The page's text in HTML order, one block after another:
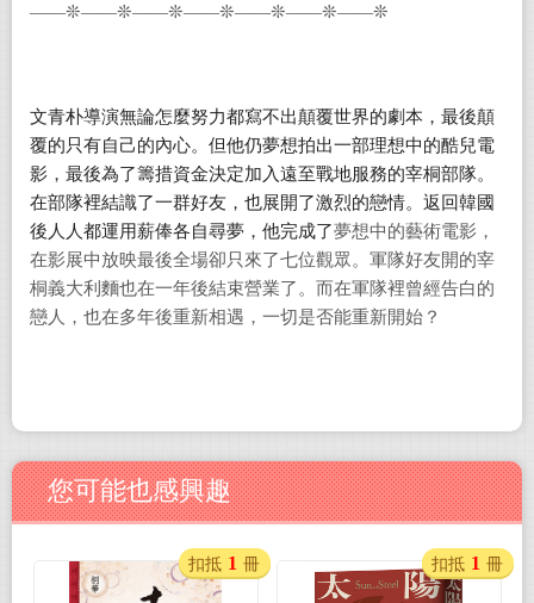
——❊——❊——❊——❊——❊——❊——❊
文青朴導演無論怎麼努力都寫不出顛覆世界的劇本，最後顛
覆的只有自己的內心。但他仍夢想拍出一部理想中的酷兒電
影，最後為了籌措資金決定加入遠至戰地服務的宰桐部隊。
在部隊裡結識了一群好友，也展開了激烈的戀情。返回韓國
後人人都運用薪俸各自尋夢，他完成了夢想中的藝術電影，
在影展中放映最後全場卻只來了七位觀眾。軍隊好友開的宰
桐義大利麵也在一年後結束營業了。而在軍隊裡曾經告白的
戀人，也在多年後重新相遇，一切是否能重新開始？
您可能也感興趣
扣抵 1 冊 扣抵 1 冊